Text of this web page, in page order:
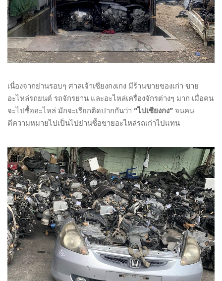
เนื่องจากย่านรอบๆ ศาลเจ้าเซียงกงเกง มีร้านขายของเก่า ขาย
อะไหล่รถยนต์ รถจักรยาน และอะไหล่เครื่องจักรต่างๆ มาก เมื่อคน
จะไปซื้ออะไหล่ มักจะเรียกติดปากกันว่า “ไปเซียงกง” จนคน
ตีความหมายไปเป็นไปย่านซื้อขายอะไหล่รถเก่าไปแทน